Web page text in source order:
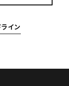
イン